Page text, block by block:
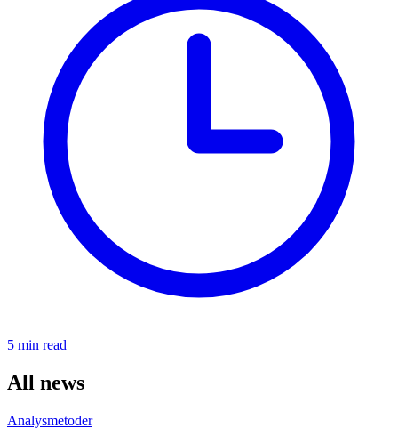
5 min read
All news
Analysmetoder